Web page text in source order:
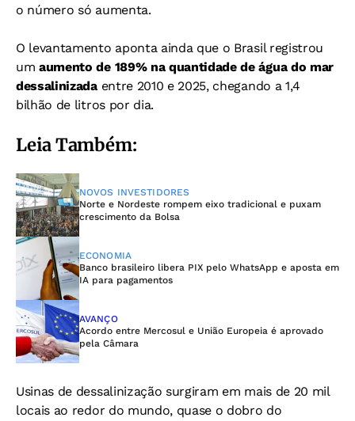
o número só aumenta.
O levantamento aponta ainda que o Brasil registrou
umaumento de 189% na quantidade de água do mar
dessalinizadaentre 2010 e 2025, chegando a 1,4
bilhão de litros por dia.
Leia Também:
NOVOS INVESTIDORES
Norte e Nordeste rompem eixo tradicional e puxam
crescimento da Bolsa
ECONOMIA
Banco brasileiro libera PIX pelo WhatsApp e aposta em
IA para pagamentos
AVANÇO
Acordo entre Mercosul e União Europeia é aprovado
pela Câmara
Usinas de dessalinização surgiram em mais de 20 mil
locais ao redor do mundo, quase o dobro do